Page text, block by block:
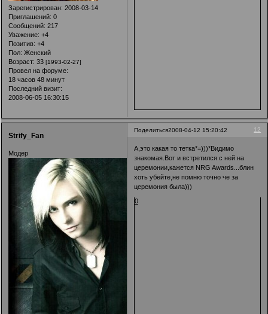
Зарегистрирован: 2008-03-14
Приглашений: 0
Сообщений: 217
Уважение: +4
Позитив: +4
Пол: Женский
Возраст: 33 [1993-02-27]
Провел на форуме:
18 часов 48 минут
Последний визит:
2008-06-05 16:30:15
Поделиться 12
2008-04-12 15:20:42
Strify_Fan
Модер
А,это какая то тетка*=)))*Видимо
знакомая.Вот и встретился с ней на
церемонии,кажется NRG Awards...блин
хоть убейте,не помню точно че за
церемония была)))
0